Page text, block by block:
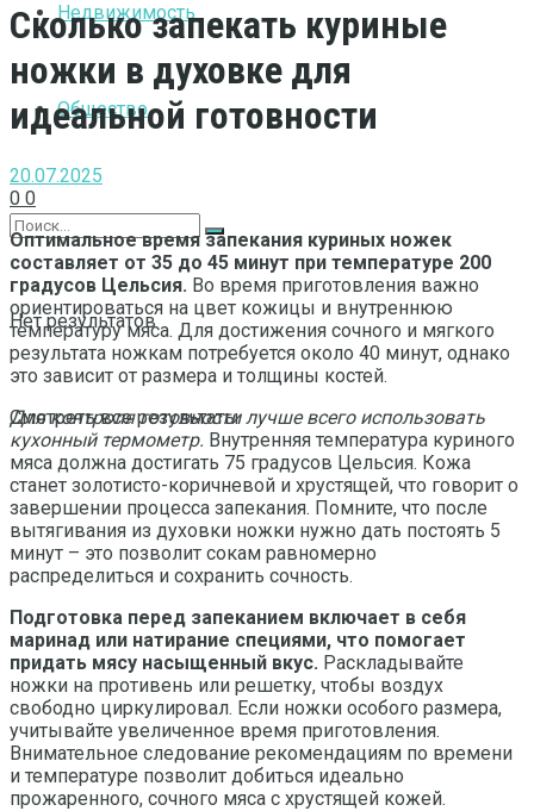
Недвижимость
Общество
Нет результатов
Смотреть все результаты
Сколько запекать куриные
ножки в духовке для
идеальной готовности
20.07.2025
0 0
Оптимальное время запекания куриных ножек
составляет от 35 до 45 минут при температуре 200
градусов Цельсия. Во время приготовления важно
ориентироваться на цвет кожицы и внутреннюю
температуру мяса. Для достижения сочного и мягкого
результата ножкам потребуется около 40 минут, однако
это зависит от размера и толщины костей.
Для контроля готовности лучше всего использовать
кухонный термометр. Внутренняя температура куриного
мяса должна достигать 75 градусов Цельсия. Кожа
станет золотисто-коричневой и хрустящей, что говорит о
завершении процесса запекания. Помните, что после
вытягивания из духовки ножки нужно дать постоять 5
минут – это позволит сокам равномерно
распределиться и сохранить сочность.
Подготовка перед запеканием включает в себя
маринад или натирание специями, что помогает
придать мясу насыщенный вкус. Раскладывайте
ножки на противень или решетку, чтобы воздух
свободно циркулировал. Если ножки особого размера,
учитывайте увеличенное время приготовления.
Внимательное следование рекомендациям по времени
и температуре позволит добиться идеально
прожаренного, сочного мяса с хрустящей кожей.